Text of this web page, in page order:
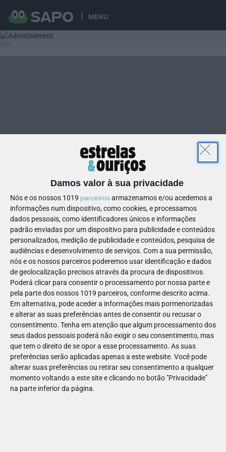
MENU
Damos valor à sua privacidade
Nós e os nossos 1019 parceirosarmazenamos e/ou acedemos a
informações num dispositivo, como cookies, e processamos
dados pessoais, como identificadores únicos e informações
padrão enviadas por um dispositivo para publicidade e conteúdos
personalizados, medição de publicidade e conteúdos, pesquisa de
audiências e desenvolvimento de serviços. Com a sua permissão,
nós e os nossos parceiros poderemos usar identificação e dados
de geolocalização precisos através da procura de dispositivos.
Poderá clicar para consentir o processamento por nossa parte e
pela parte dos nossos 1019 parceiros, conforme descrito acima.
Em alternativa, pode aceder a informações mais pormenorizadas
e alterar as suas preferências antes de consentir ou recusar o
consentimento. Tenha em atenção que algum processamento dos
seus dados pessoais poderá não exigir o seu consentimento, mas
que tem o direito de se opor a esse processamento. As suas
preferências serão aplicadas apenas a este website. Você pode
alterar suas preferências ou retirar seu consentimento a qualquer
momento voltando a este site e clicando no botão "Privacidade"
na parte inferior da página.
10
254041863211411